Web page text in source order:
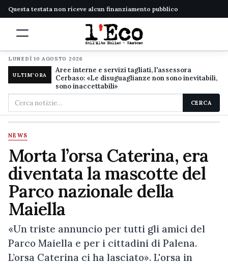
Questa testata non riceve alcun finanziamento pubblico
LUNEDÌ 10 AGOSTO 2026
ULTIM'ORA
Aree interne e servizi tagliati, l'assessora
Cerbaso: «Le disuguaglianze non sono inevitabili,
sono inaccettabili»
Cerca
nel
sito
CERCA
NEWS
Morta l’orsa Caterina, era
diventata la mascotte del
Parco nazionale della
Maiella
«Un triste annuncio per tutti gli amici del
Parco Maiella e per i cittadini di Palena.
L’orsa Caterina ci ha lasciato». L'orsa in